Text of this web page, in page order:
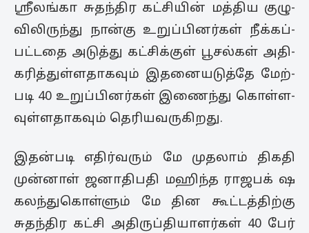
ஸ்ரீலங்கா சுதந்­திர கட்­சியின் மத்­திய குழு­
வி­லி­ருந்து நான்கு உறுப்­பி­ன­ர்கள் நீக்­கப்­
பட்­டதை அடுத்து கட்­சிக்குள் பூ­சல்கள் அதி­
க­ரித்­துள்­ள­தா­கவும் இத­னை­ய­டுத்தே மேற்­
படி 40 உறுப்­பி­னர்கள் இணைந்து கொள்­ள­
வுள்­ள­தா­கவும் தெரி­ய­வ­ரு­கி­றது.
இதன்­படி எதிர்­வரும் மே முதலாம் திகதி
முன்னாள் ஜனா­தி­பதி மஹிந்த ராஜ­பக் ஷ
கலந்துகொள்ளும் மே தின கூட்­டத்­திற்கு
சுதந்­திர கட்சி அதி­ருப்­தி­யா­ளர்கள் 40 பேர்